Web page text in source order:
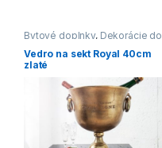
Bytové doplnky, Dekorácie do
bytu
Vedro na sekt Royal 40cm
zlaté